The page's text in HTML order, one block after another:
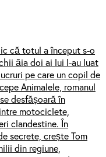
că totul a început s-o
ăia doi ai lui l-au luat
pe care un copil de
Animalele, romanul
desfășoară în
motociclete,
clandestine. În
secrete, crește Tom
din regiune,